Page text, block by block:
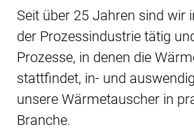
Seit über 25 Jahren sind wir
der Prozessindustrie tätig
Prozesse, in denen die
stattfindet, in- und
unsere Wärmetauscher in
Branche.